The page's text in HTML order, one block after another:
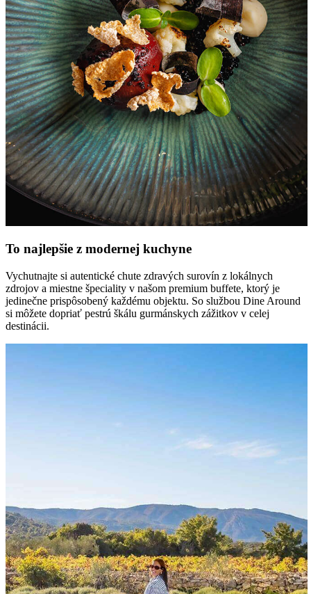
To najlepšie z modernej kuchyne
Vychutnajte si autentické chute zdravých surovín z lokálnych
zdrojov a miestne špeciality v našom premium buffete, ktorý je
jedinečne prispôsobený každému objektu. So službou Dine Around
si môžete dopriať pestrú škálu gurmánskych zážitkov v celej
destinácii.